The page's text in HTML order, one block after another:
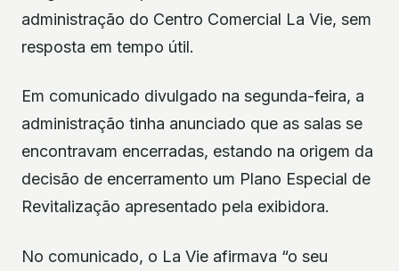
administração do Centro Comercial La Vie, sem
resposta em tempo útil.
Em comunicado divulgado na segunda-feira, a
administração tinha anunciado que as salas se
encontravam encerradas, estando na origem da
decisão de encerramento um Plano Especial de
Revitalização apresentado pela exibidora.
No comunicado, o La Vie afirmava “o seu